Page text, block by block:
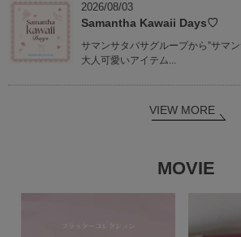
2026/08/03
Samantha Kawaii Days♡
サマンサタバサグループから”サマ
大人可愛いアイテム...
VIEW MORE
MOVIE